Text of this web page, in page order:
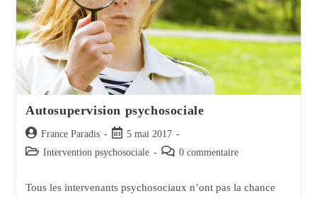
Autosupervision psychosociale
Auteur/autrice
de
France Paradis
Post
published:
5 mai 2017
Post Intervention psychosociale
Post 0 commentaire
Tous les intervenants psychosociaux n’ont pas la chance